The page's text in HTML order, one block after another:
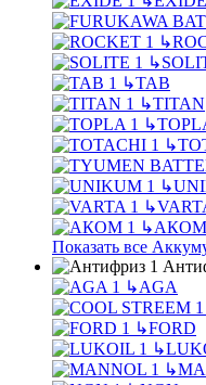
↳
↳
↳TAB
↳TITAN
↳
↳
↳
↳
↳АКОМ
Показать все
↳AGA
↳FORD
↳
↳